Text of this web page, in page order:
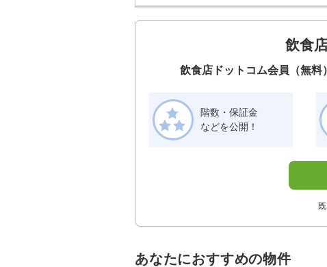
飲食
飲食店ドットコム会員（無料
階数・保証金
などを公開！
あなたにおすすめの物件